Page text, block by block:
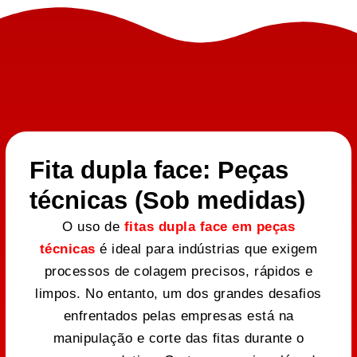
Fita dupla face: Peças
técnicas (Sob medidas)
O uso de fitas dupla face em peças
técnicas é ideal para indústrias que exigem
processos de colagem precisos, rápidos e
limpos. No entanto, um dos grandes desafios
enfrentados pelas empresas está na
manipulação e corte das fitas durante o